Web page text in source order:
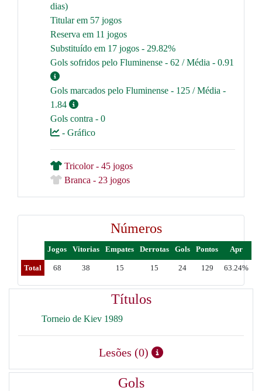
dias)
Titular em 57 jogos
Reserva em 11 jogos
Substituído em 17 jogos - 29.82%
Gols sofridos pelo Fluminense - 62 / Média - 0.91
Gols marcados pelo Fluminense - 125 / Média -
1.84
Gols contra - 0
- Gráfico
Tricolor - 45 jogos
Branca - 23 jogos
Números
Jogos Vitorias Empates Derrotas Gols Pontos Apr
Total 68 38 15 15 24 129 63.24%
Títulos
Torneio de Kiev 1989
Lesões (0)
Gols